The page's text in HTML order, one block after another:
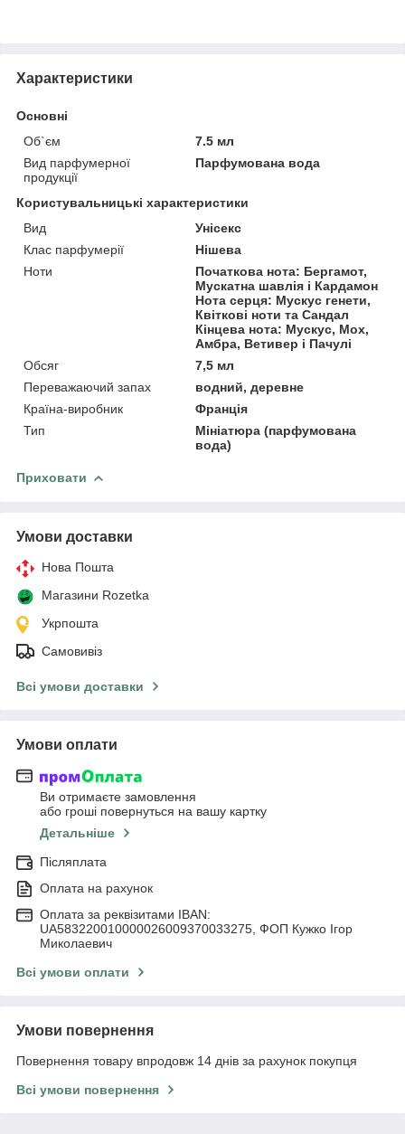
Характеристики
Основні
Об`єм
7.5 мл
Вид парфумерної
продукції
Парфумована вода
Користувальницькі характеристики
Вид
Унісекс
Клас парфумерії
Нішева
Ноти
Початкова нота: Бергамот,
Мускатна шавлія і Кардамон
Нота серця: Мускус генети,
Квіткові ноти та Сандал
Кінцева нота: Мускус, Мох,
Амбра, Ветивер і Пачулі
Обсяг
7,5 мл
Переважаючий запах
водний, деревне
Країна-виробник
Франція
Тип
Мініатюра (парфумована
вода)
Приховати
Умови доставки
Нова Пошта
Магазини Rozetka
Укрпошта
Самовивіз
Всі умови доставки
Умови оплати
Ви отримаєте замовлення
або гроші повернуться на вашу картку
Детальніше
Післяплата
Оплата на рахунок
Оплата за реквізитами IBAN:
UA583220010000026009370033275, ФОП Кужко Ігор
Миколаевич
Всі умови оплати
Умови повернення
Повернення товару впродовж 14 днів за рахунок покупця
Всі умови повернення